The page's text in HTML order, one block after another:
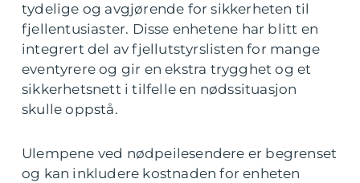
tydelige og avgjørende for sikkerheten til
fjellentusiaster. Disse enhetene har blitt en
integrert del av fjellutstyrslisten for mange
eventyrere og gir en ekstra trygghet og et
sikkerhetsnett i tilfelle en nødssituasjon
skulle oppstå.
Ulempene ved nødpeilesendere er begrenset
og kan inkludere kostnaden for enheten